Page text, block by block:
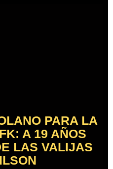
PARA LA
A 19 AÑOS
LAS VALIJAS